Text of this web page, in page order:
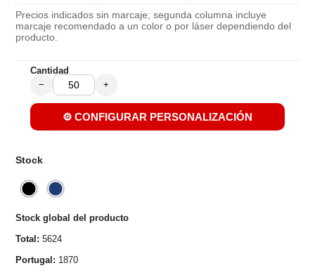
Precios indicados sin marcaje; segunda columna incluye
marcaje recomendado a un color o por láser dependiendo del
producto.
Cantidad
− +
⚙️ CONFIGURAR PERSONALIZACIÓN
Stock
Stock global del producto
Total: 5624
Portugal: 1870